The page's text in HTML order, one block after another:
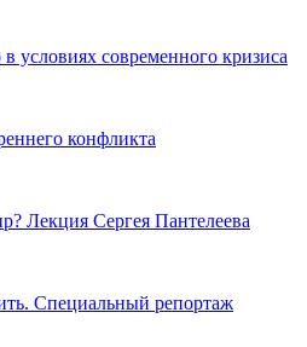
условиях современного кризиса
конфликта
Лекция Сергея Пантелеева
Специальный репортаж